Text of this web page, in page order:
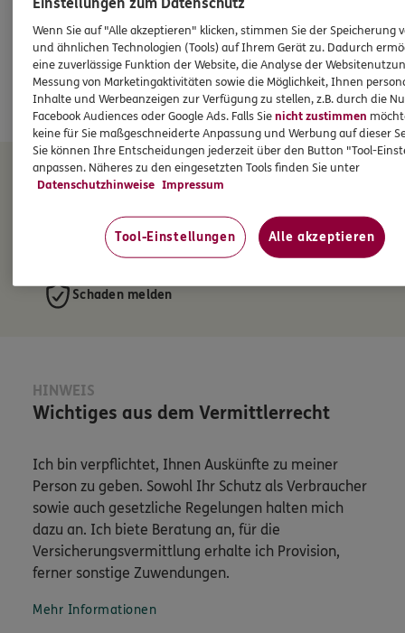
Guido Haß
Subdirektor
Tel: 0241 / 4000560
Mobil: 0171/2942250
Route planen
Nachricht senden
Schaden melden
HINWEIS
Wichtiges aus dem Vermittlerrecht
Ich bin verpflichtet, Ihnen Auskünfte zu meiner
Person zu geben. Sowohl Ihr Schutz als Verbraucher
sowie auch gesetzliche Regelungen halten mich
dazu an. Ich biete Beratung an, für die
Versicherungsvermittlung erhalte ich Provision,
ferner sonstige Zuwendungen.
Mehr Informationen
Wenn Sie auf "Alle akzeptieren" klicken, stimmen Sie der Speicherung
und ähnlichen Technologien (Tools) auf Ihrem Gerät zu. Dadurch
eine zuverlässige Funktion der Website, die Analyse der
Messung von Marketingaktivitäten sowie die Möglichkeit, Ihnen
Inhalte und Werbeanzeigen zur Verfügung zu stellen, z.B. durch die
Facebook Audiences oder Google Ads. Falls Sienicht zustimmen
keine für Sie maßgeschneiderte Anpassung und Werbung auf dieser
Sie können Ihre Entscheidungen jederzeit über den Button "Tool-
anpassen. Näheres zu den eingesetzten Tools finden Sie unter
Datenschutzhinweise Impressum
Tool-Einstellungen Alle akzeptieren